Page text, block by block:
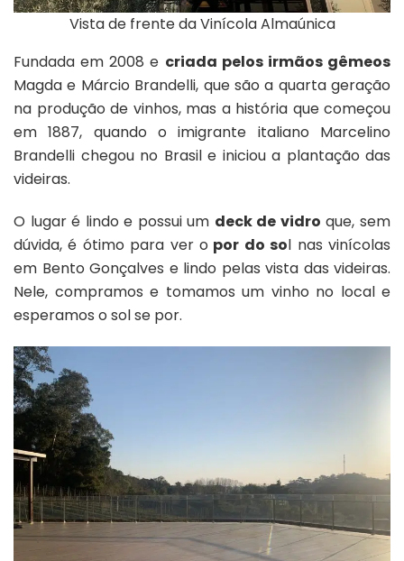
Vista de frente da Vinícola Almaúnica
Fundada em 2008 e criada pelos irmãos gêmeos
Magda e Márcio Brandelli, que são a quarta geração
na produção de vinhos, mas a história que começou
em 1887, quando o imigrante italiano Marcelino
Brandelli chegou no Brasil e iniciou a plantação das
videiras.
O lugar é lindo e possui um deck de vidro que, sem
dúvida, é ótimo para ver o por do sol nas vinícolas
em Bento Gonçalves e lindo pelas vista das videiras.
Nele, compramos e tomamos um vinho no local e
esperamos o sol se por.